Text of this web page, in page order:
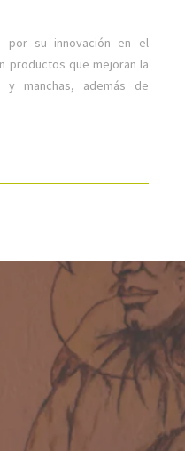
por su innovación en el
productos que mejoran la
y manchas, además de